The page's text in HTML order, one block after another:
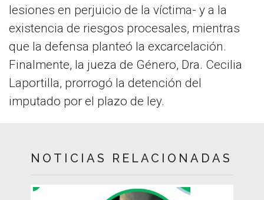
lesiones en perjuicio de la víctima- y a la
existencia de riesgos procesales, mientras
que la defensa planteó la excarcelación.
Finalmente, la jueza de Género, Dra. Cecilia
Laportilla, prorrogó la detención del
imputado por el plazo de ley.
NOTICIAS RELACIONADAS